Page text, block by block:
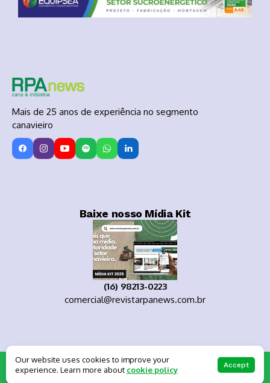
Mais de 25 anos de experiência no segmento
canavieiro
Baixe nosso Mídia Kit
(16) 98213-0223
comercial@revistarpanews.com.br
Copyright 2025
Private policy Forums
Our website uses cookies to improve your
experience. Learn more about cookie policy Accept